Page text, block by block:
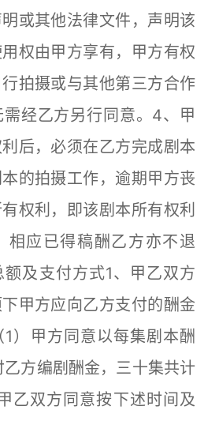
或其他法律文件，声明该
权由甲方享有，甲方有权
拍摄或与其他第三方合作
经乙方另行同意。4、甲
后，必须在乙方完成剧本
的拍摄工作，逾期甲方丧
权利，即该剧本所有权利
相应已得稿酬乙方亦不退
及支付方式1、甲乙双方
甲方应向乙方支付的酬金
）甲方同意以每集剧本酬
方编剧酬金，三十集共计
乙双方同意按下述时间及